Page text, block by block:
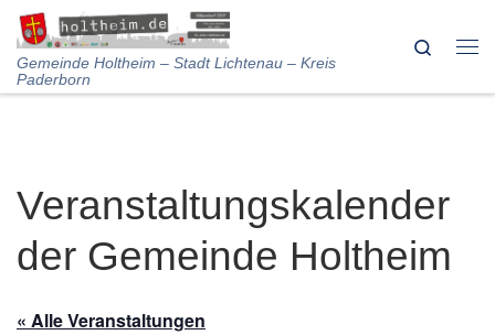
Skip to content
Gemeinde Holtheim – Stadt Lichtenau – Kreis
Paderborn
Search
Veranstaltungskalender
der Gemeinde Holtheim
« Alle Veranstaltungen